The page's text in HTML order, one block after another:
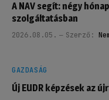
A NAV segít: négy
szolgáltatásban
2026.08.05. Szerző:
GAZDASÁG
Új EUDR képzések az